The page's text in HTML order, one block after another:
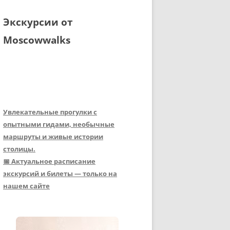
Экскурсии от
Moscowwalks
Увлекательные прогулки с
опытными гидами, необычные
маршруты и живые истории
столицы.
📅 Актуальное расписание
экскурсий и билеты — только на
нашем сайте